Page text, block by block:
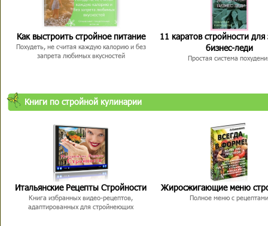
Как выстроить стройное питание
Похудеть, не считая каждую калорию и без
запрета любимых вкусностей
11 каратов стройности для
бизнес-леди
Простая система
Книги по стройной кулинарии
Итальянские Рецепты Стройности
Книга избранных видео-рецептов,
адаптированных для стройнеющих
Жиросжигающие меню
Полное меню с рецептами